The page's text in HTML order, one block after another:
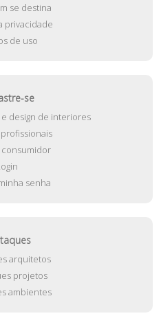
se destina
privacidade
de uso
se
design de interiores
consumidor
senha
arquitetos
projetos
ambientes